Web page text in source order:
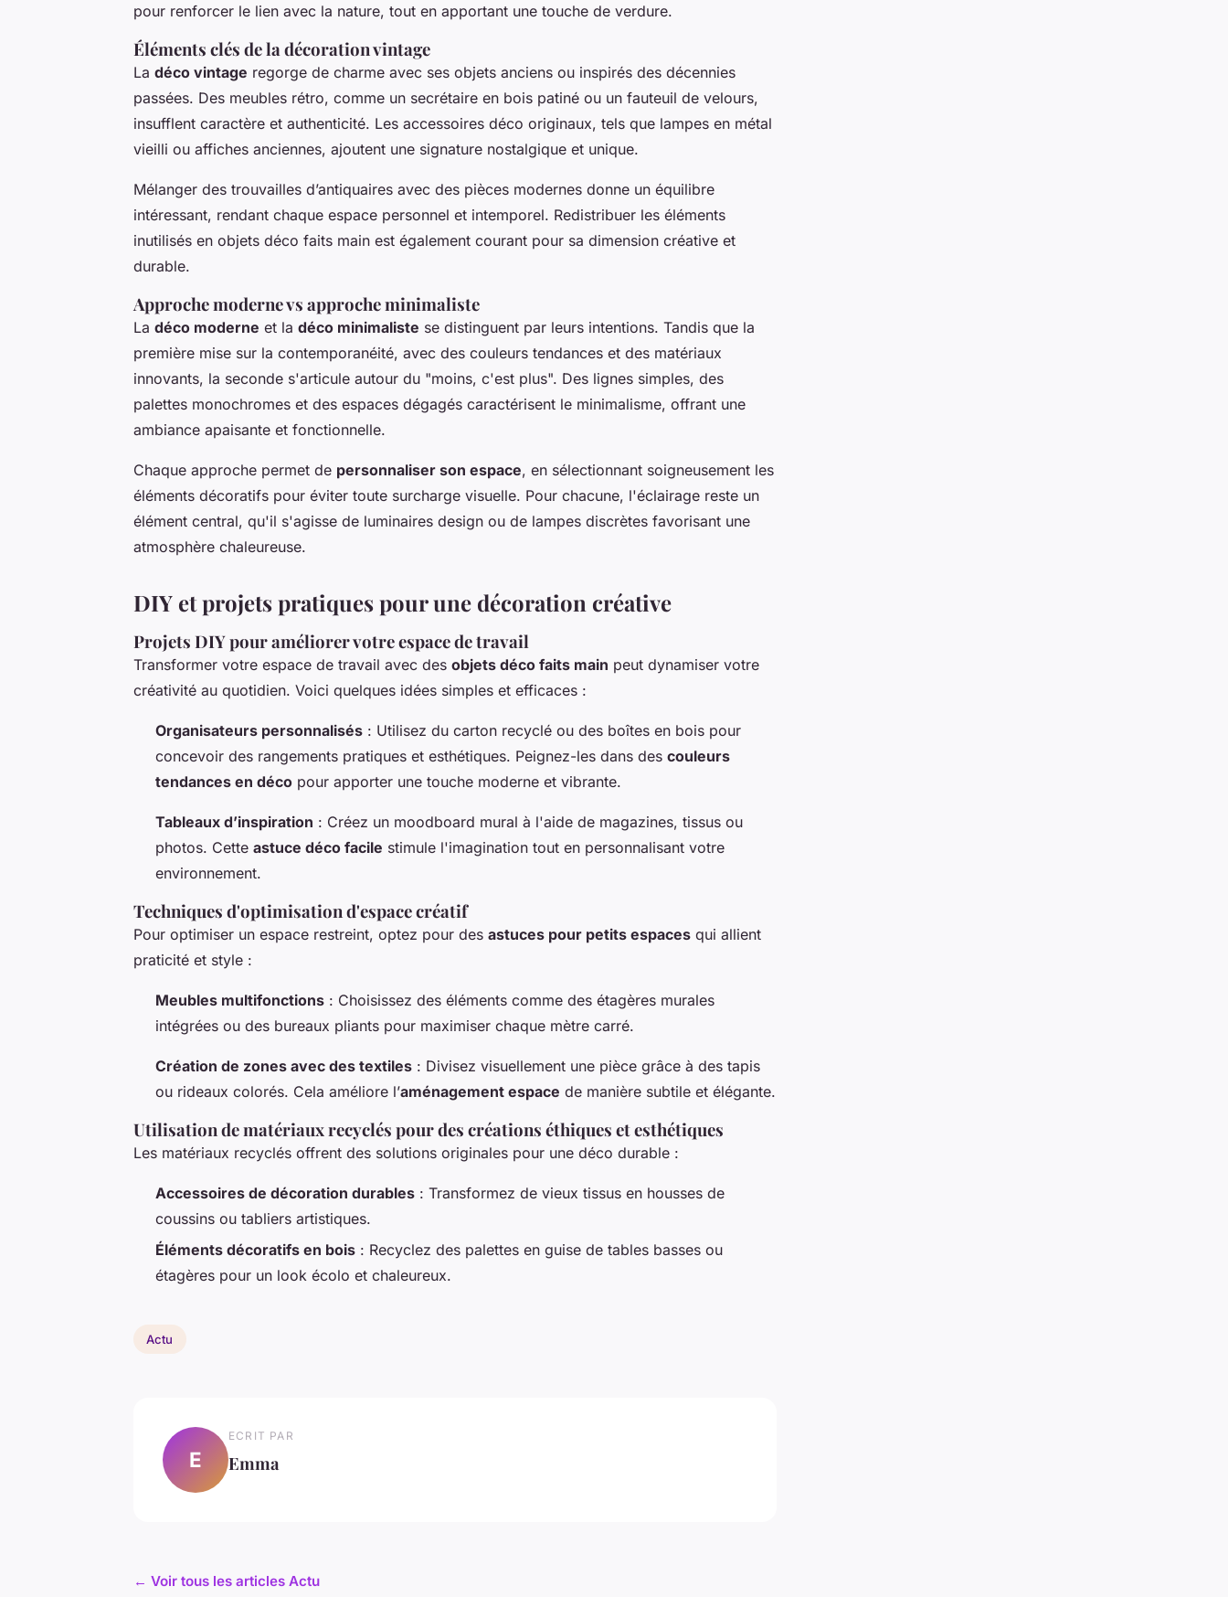
pour renforcer le lien avec la nature, tout en apportant une touche de verdure.
Éléments clés de la décoration vintage
La déco vintage regorge de charme avec ses objets anciens ou inspirés des décennies
passées. Des meubles rétro, comme un secrétaire en bois patiné ou un fauteuil de velours,
insufflent caractère et authenticité. Les accessoires déco originaux, tels que lampes en métal
vieilli ou affiches anciennes, ajoutent une signature nostalgique et unique.
Mélanger des trouvailles d’antiquaires avec des pièces modernes donne un équilibre
intéressant, rendant chaque espace personnel et intemporel. Redistribuer les éléments
inutilisés en objets déco faits main est également courant pour sa dimension créative et
durable.
Approche moderne vs approche minimaliste
La déco moderne et la déco minimaliste se distinguent par leurs intentions. Tandis que la
première mise sur la contemporanéité, avec des couleurs tendances et des matériaux
innovants, la seconde s'articule autour du "moins, c'est plus". Des lignes simples, des
palettes monochromes et des espaces dégagés caractérisent le minimalisme, offrant une
ambiance apaisante et fonctionnelle.
Chaque approche permet de personnaliser son espace, en sélectionnant soigneusement les
éléments décoratifs pour éviter toute surcharge visuelle. Pour chacune, l'éclairage reste un
élément central, qu'il s'agisse de luminaires design ou de lampes discrètes favorisant une
atmosphère chaleureuse.
DIY et projets pratiques pour une décoration créative
Projets DIY pour améliorer votre espace de travail
Transformer votre espace de travail avec des objets déco faits main peut dynamiser votre
créativité au quotidien. Voici quelques idées simples et efficaces :
Organisateurs personnalisés : Utilisez du carton recyclé ou des boîtes en bois pour
concevoir des rangements pratiques et esthétiques. Peignez-les dans des couleurs
tendances en déco pour apporter une touche moderne et vibrante.
Tableaux d’inspiration : Créez un moodboard mural à l'aide de magazines, tissus ou
photos. Cette astuce déco facile stimule l'imagination tout en personnalisant votre
environnement.
Techniques d'optimisation d'espace créatif
Pour optimiser un espace restreint, optez pour des astuces pour petits espaces qui allient
praticité et style :
Meubles multifonctions : Choisissez des éléments comme des étagères murales
intégrées ou des bureaux pliants pour maximiser chaque mètre carré.
Création de zones avec des textiles : Divisez visuellement une pièce grâce à des tapis
ou rideaux colorés. Cela améliore l’aménagement espace de manière subtile et élégante.
Utilisation de matériaux recyclés pour des créations éthiques et esthétiques
Les matériaux recyclés offrent des solutions originales pour une déco durable :
Accessoires de décoration durables : Transformez de vieux tissus en housses de
coussins ou tabliers artistiques.
Éléments décoratifs en bois : Recyclez des palettes en guise de tables basses ou
étagères pour un look écolo et chaleureux.
Actu
E
ECRIT PAR
Emma
← Voir tous les articles Actu